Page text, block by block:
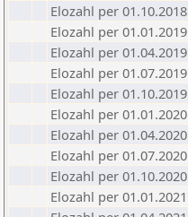
Elozahl per 01.10.2018
Elozahl per 01.01.2019
Elozahl per 01.04.2019
Elozahl per 01.07.2019
Elozahl per 01.10.2019
Elozahl per 01.01.2020
Elozahl per 01.04.2020
Elozahl per 01.07.2020
Elozahl per 01.10.2020
Elozahl per 01.01.2021